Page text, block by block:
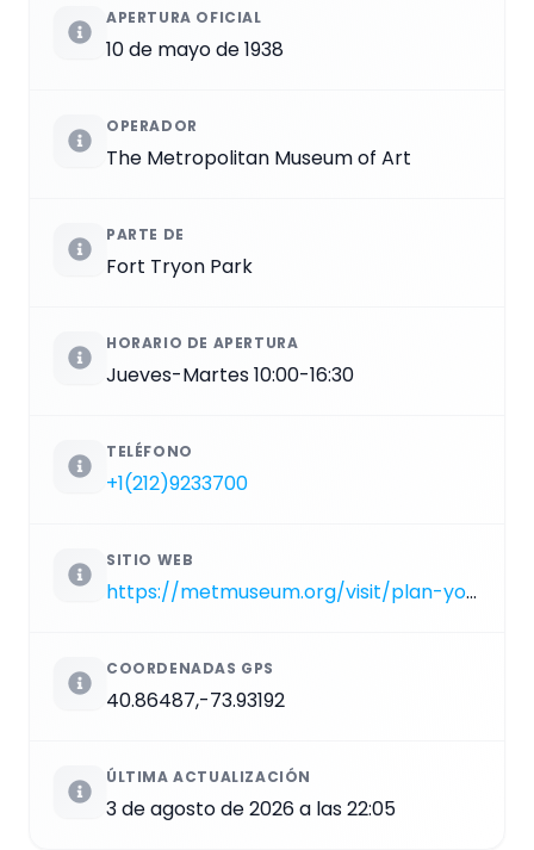
APERTURA OFICIAL
10 de mayo de 1938
OPERADOR
The Metropolitan Museum of Art
PARTE DE
Fort Tryon Park
HORARIO DE APERTURA
Jueves-Martes 10:00-16:30
TELÉFONO
+1(212)9233700
SITIO WEB
https://metmuseum.org/visit/plan-your-visit/met-cloisters
COORDENADAS GPS
40.86487,-73.93192
ÚLTIMA ACTUALIZACIÓN
3 de agosto de 2026 a las 22:05